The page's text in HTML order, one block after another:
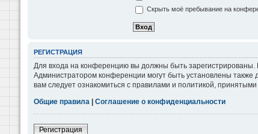
Скрыть моё пребывание на
РЕГИСТРАЦИЯ
Для входа на конференцию вы должны быть зарегистрированы.
Администратором конференции могут быть установлены также
вам следует ознакомиться с правилами и политикой,
Общие правила
Соглашение о конфиденциальности
Регистрация